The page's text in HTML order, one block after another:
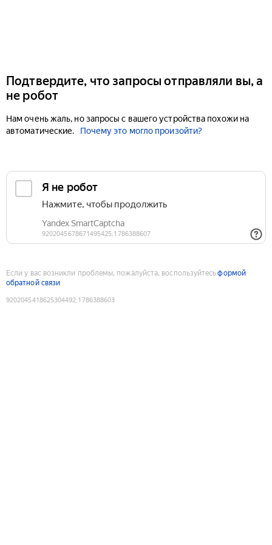
Подтвердите, что запросы отправляли вы, а
не робот
Нам очень жаль, но запросы с вашего устройства похожи на
автоматические.
Почему это могло произойти?
Если у вас возникли проблемы, пожалуйста, воспользуйтесьформой
обратной связи
9202045418625304492:1786388603